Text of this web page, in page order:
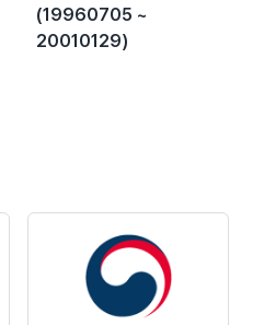
(19960705 ~
20010129)